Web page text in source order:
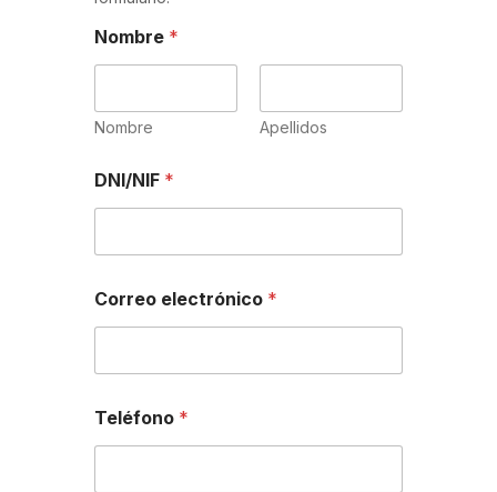
Nombre *
Nombre Apellidos
DNI/NIF *
Correo electrónico *
Teléfono *